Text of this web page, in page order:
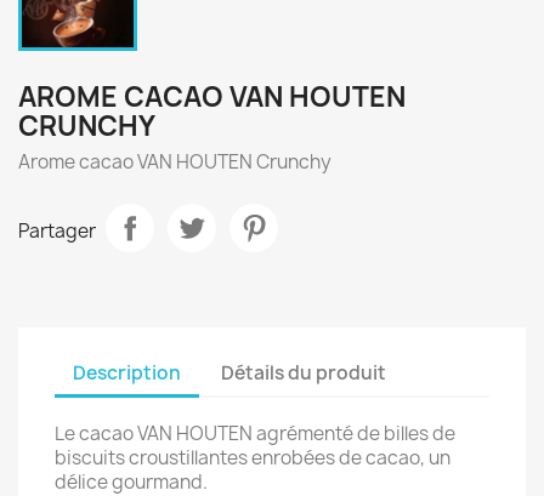
AROME CACAO VAN HOUTEN
CRUNCHY
Arome cacao VAN HOUTEN Crunchy
Partager
Description Détails du produit
Le cacao VAN HOUTEN agrémenté de billes de
biscuits croustillantes enrobées de cacao, un
délice gourmand.